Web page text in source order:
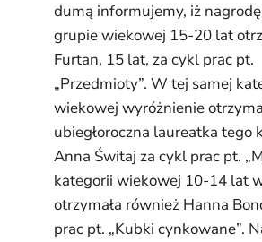
dumą informujemy, iż
grupie wiekowej 15-20 lat
Furtan, 15 lat, za cykl prac pt.
„Przedmioty”. W tej samej
wiekowej wyróżnienie
ubiegłoroczna laureatka tego
Anna Świtaj za cykl prac pt.
kategorii wiekowej 10-14 lat
otrzymała również Hanna
prac pt. „Kubki cynkowane”.